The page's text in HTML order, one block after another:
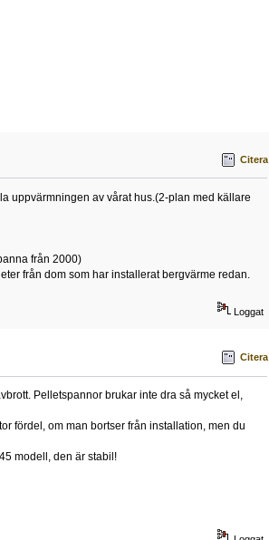
Citera
uppvärmningen av vårat hus.(2-plan med källare
från 2000)
från dom som har installerat bergvärme redan.
Loggat
Citera
Pelletspannor brukar inte dra så mycket el,
fördel, om man bortser från installation, men du
modell, den är stabil!